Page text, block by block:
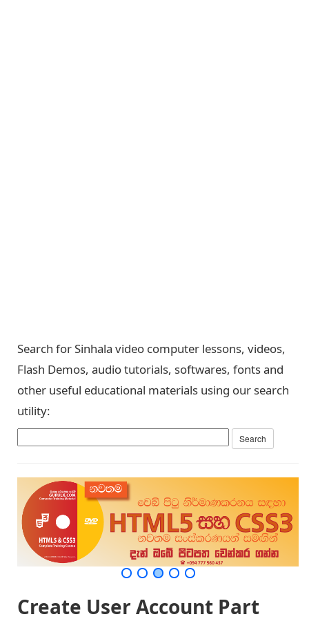
Search for Sinhala video computer lessons, videos,
Flash Demos, audio tutorials, softwares, fonts and
other useful educational materials using our search
utility:
Create User Account Part